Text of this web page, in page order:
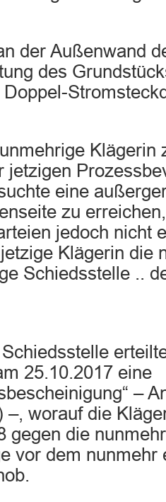
der Außenwand
des
Klägerin
jetzigen
eine
zu
jedoch nicht
Klägerin die
Schiedsstelle ..
25.10.2017 eine
–
–, worauf die
gegen die
vor dem nunmehr